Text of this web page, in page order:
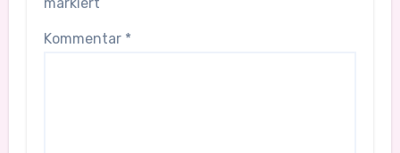
Kommentar *